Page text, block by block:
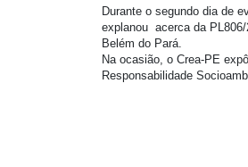
Durante o segundo dia de
explanou acerca da
Belém do Pará.
Na ocasião, o Crea-PE
Responsabilidade